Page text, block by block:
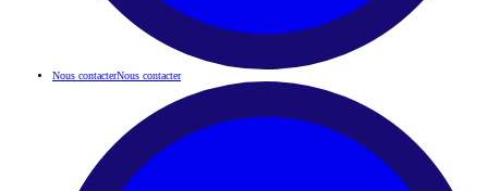
Nous contacterNous contacter